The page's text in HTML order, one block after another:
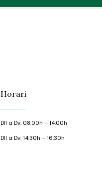
Horari
Dll a Dv: 08:00h – 14:00h
Dll a Dv: 14:30h – 16:30h